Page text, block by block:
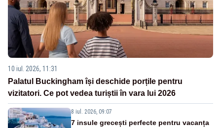
10 iul. 2026, 11:31
Palatul Buckingham își deschide porțile pentru
vizitatori. Ce pot vedea turiștii în vara lui 2026
8 iul. 2026, 09:07
7 insule grecești perfecte pentru vacanța